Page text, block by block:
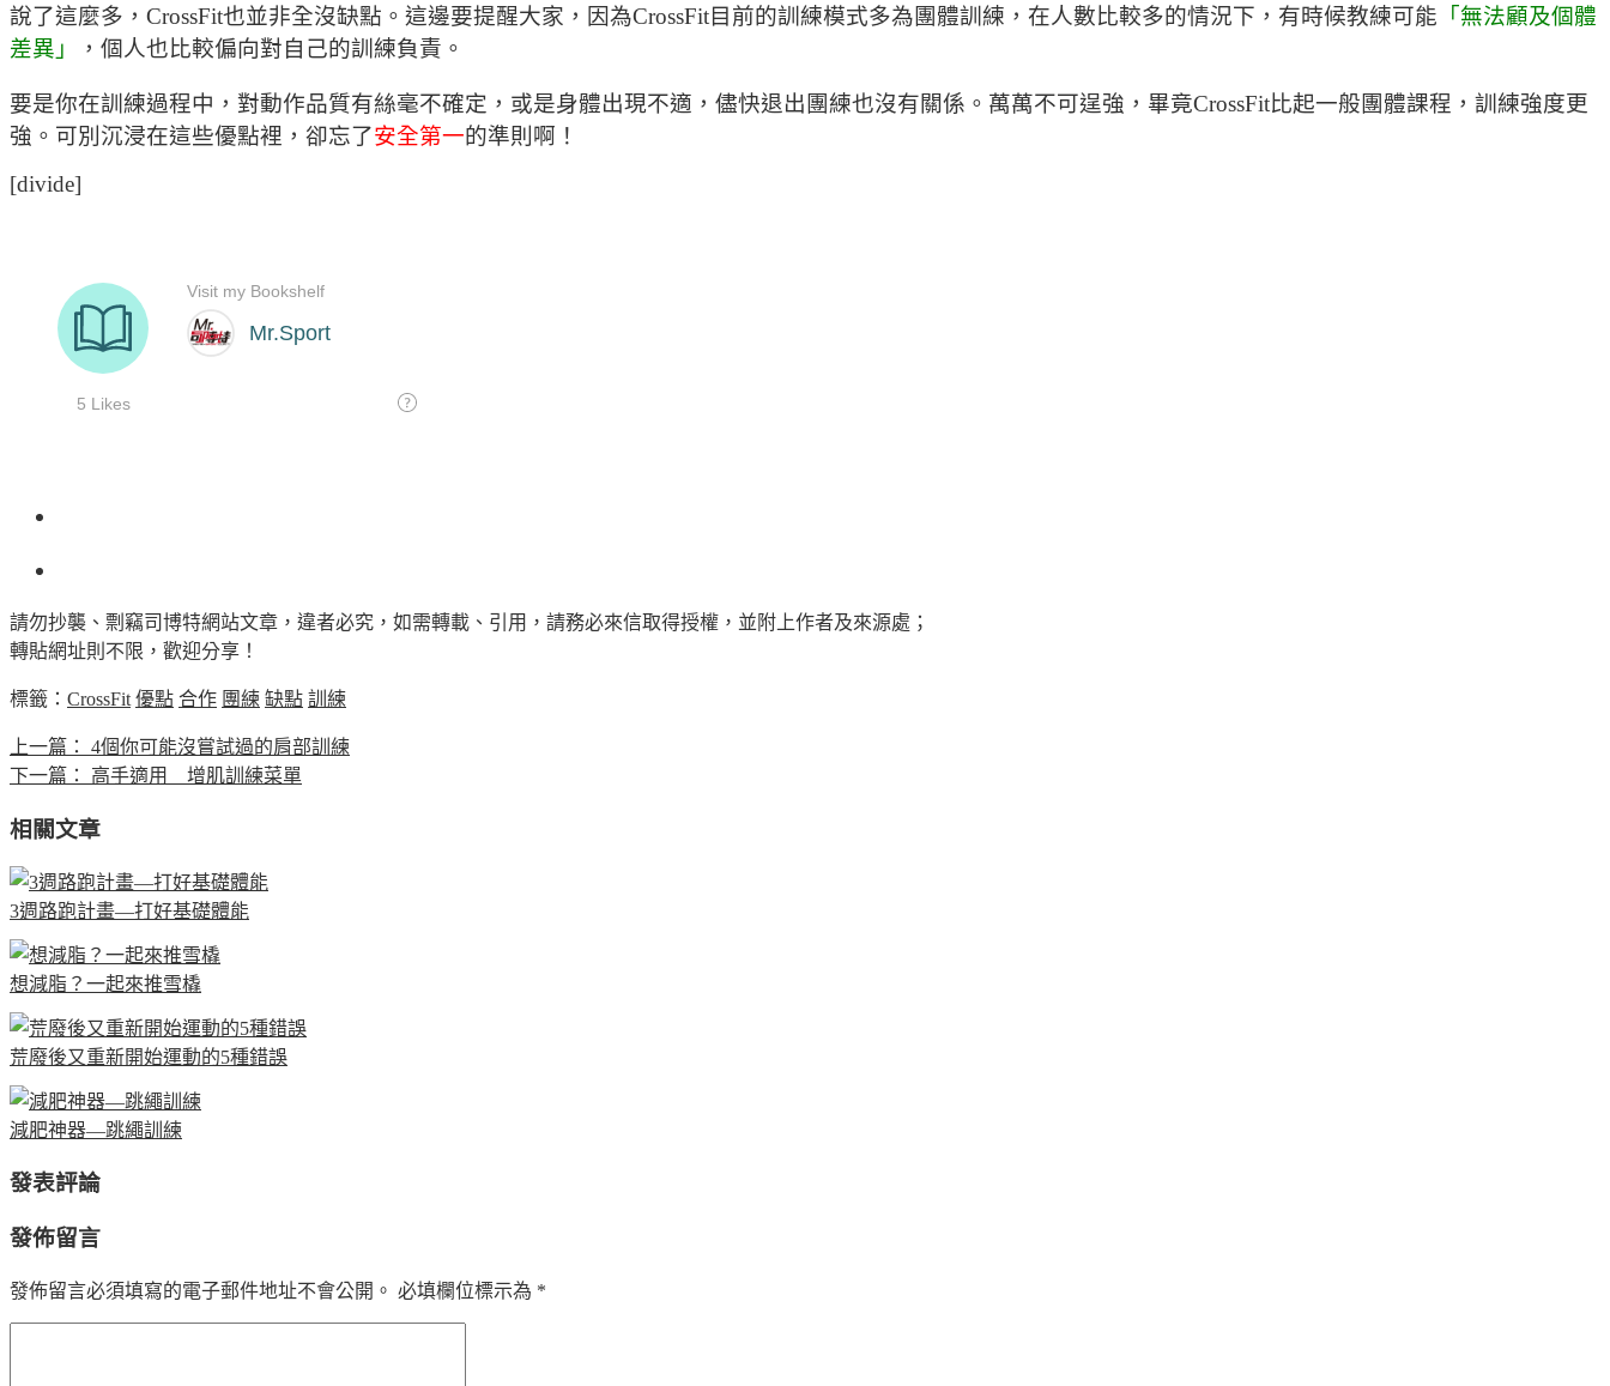
說了這麼多，CrossFit也並非全沒缺點。這邊要提醒大家，因為CrossFit目前的訓練模式多為團體訓練，在人數比較多的情況下，有時候教練可能 「無法顧及個體
差異」
，個人也比較偏向對自己的訓練負責。
要是你在訓練過程中，對動作品質有絲毫不確定，或是身體出現不適，儘快退出團練也沒有關係。萬萬不可逞強，畢竟CrossFit比起一般團體課程，訓練強度更
強。可別沉浸在這些優點裡，卻忘了安全第一的準則啊！
[divide]
請勿抄襲、剽竊司博特網站文章，違者必究，如需轉載、引用，請務必來信取得授權，並附上作者及來源處；
轉貼網址則不限，歡迎分享！
標籤： CrossFit 優點 合作 團練 缺點 訓練
上一篇：
4個你可能沒嘗試過的肩部訓練
下一篇：
高手適用 增肌訓練菜單
相關文章
3週路跑計畫—打好基礎體能
想減脂？一起來推雪橇
荒廢後又重新開始運動的5種錯誤
減肥神器—跳繩訓練
發表評論
發佈留言
發佈留言必須填寫的電子郵件地址不會公開。 必填欄位標示為 *